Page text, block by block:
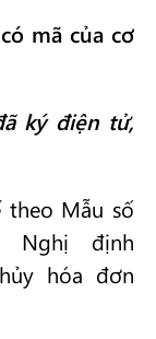
mã của cơ
ký điện tử,
theo Mẫu số
Nghị định
hóa đơn